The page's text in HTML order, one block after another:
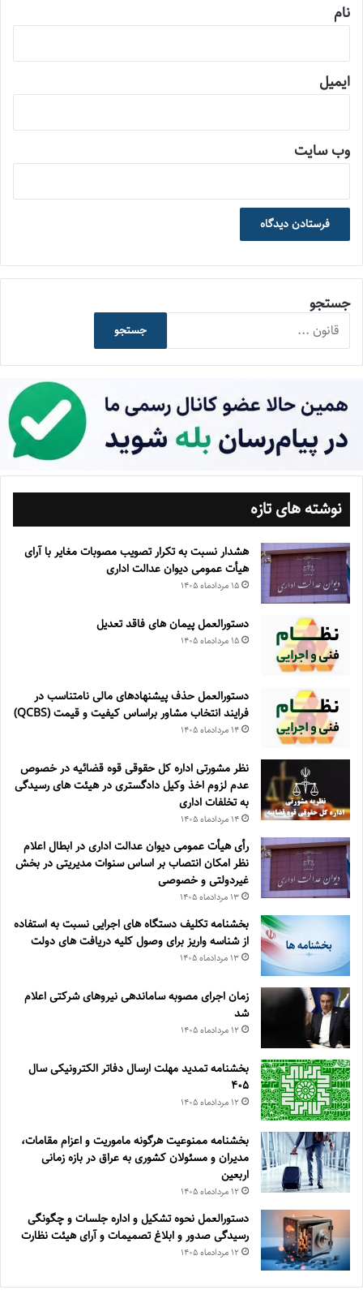
نام
ایمیل
وب‌ سایت
جستجو
جستجو
نوشته های تازه
هشدار نسبت به تکرار تصویب مصوبات مغایر با آرای
هیأت عمومی دیوان عدالت اداری
۱۵ مرداد‌ماه ۱۴۰۵
دستورالعمل پیمان های فاقد تعدیل
۱۵ مرداد‌ماه ۱۴۰۵
دستورالعمل حذف پيشنهادهای مالی نامتناسب در
فرايند انتخاب مشاور براساس كيفيت و قيمت (QCBS)
۱۴ مرداد‌ماه ۱۴۰۵
نظر مشورتی اداره کل حقوقی قوه قضائیه در خصوص
عدم لزوم اخذ وکیل دادگستری در هیئت های رسیدگی
به تخلفات اداری
۱۴ مرداد‌ماه ۱۴۰۵
رأی هیأت عمومی دیوان عدالت اداری در ابطال اعلام
نظر امکان انتصاب بر اساس سنوات مدیریتی در بخش
غیردولتی و خصوصی
۱۳ مرداد‌ماه ۱۴۰۵
بخشنامه تکلیف دستگاه های اجرایی نسبت به استفاده
از شناسه واریز برای وصول کلیه دریافت های دولت
۱۳ مرداد‌ماه ۱۴۰۵
زمان اجرای مصوبه ساماندهی نیروهای شرکتی اعلام
شد
۱۲ مرداد‌ماه ۱۴۰۵
بخشنامه تمدید مهلت ارسال دفاتر الکترونیکی سال
۴۰۵
۱۲ مرداد‌ماه ۱۴۰۵
بخشنامه ممنوعیت هرگونه ماموریت و اعزام مقامات،
مدیران و مسئولان کشوری به عراق در بازه زمانی
اربعین
۱۲ مرداد‌ماه ۱۴۰۵
دستورالعمل نحوه تشکیل و اداره جلسات و چگونگی
رسیدگی صدور و ‏ابلاغ تصمیمات و‎ ‎آرای هیئت نظارت
۱۲ مرداد‌ماه ۱۴۰۵